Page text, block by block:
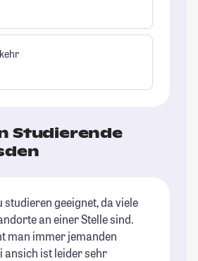
Studierende
studieren geeignet, da viele
an einer Stelle sind.
man immer jemanden
ansich ist leider sehr